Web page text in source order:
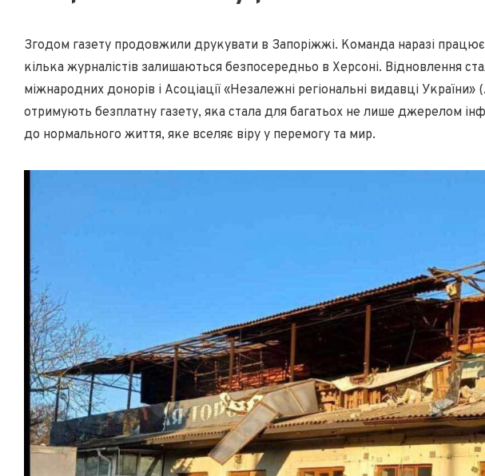
Згодом газету продовжили друкувати в Запоріжжі. Команда наразі працює
кілька журналістів залишаються безпосередньо в Херсоні. Відновлення
міжнародних донорів і Асоціації «Незалежні регіональні видавці
отримують безплатну газету, яка стала для багатьох не лише джерелом
до нормального життя, яке вселяє віру у перемогу та мир.